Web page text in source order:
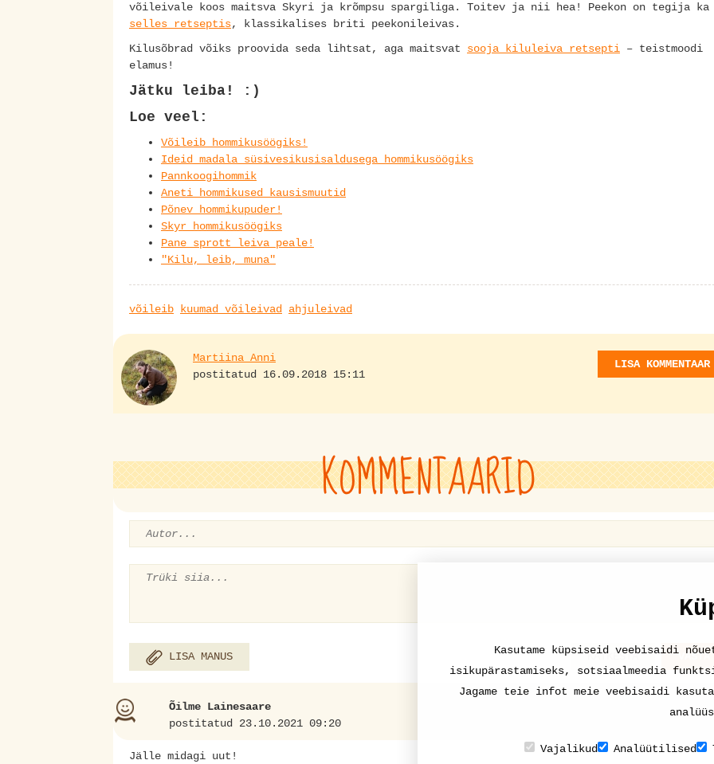
võileivale koos maitsva Skyri ja krõmpsu spargiliga. Toitev ja nii hea! Peekon on tegija ka
selles retseptis, klassikalises briti peekonileivas.
Kilusõbrad võiks proovida seda lihtsat, aga maitsvat sooja kiluleiva retsepti – teistmoodi
elamus!
Jätku leiba! :)
Loe veel:
Võileib hommikusöögiks!
Ideid madala süsivesikusisaldusega hommikusöögiks
Pannkoogihommik
Aneti hommikused kausismuutid
Põnev hommikupuder!
Skyr hommikusöögiks
Pane sprott leiva peale!
"Kilu, leib, muna"
võileib kuumad võileivad ahjuleivad
Martiina Anni
postitatud 16.09.2018 15:11
LISA KOMMENTAAR
KOMMENTAARID
LISA MANUS KATKESTA VASTA
Õilme Lainesaare
postitatud 23.10.2021 09:20
Jälle midagi uut!
Kasutame küpsiseid veebisaidi
isikupärastamiseks, sotsiaalmeedia
Jagame teie infot meie veebisaidi
Vajalikud Analüütilised